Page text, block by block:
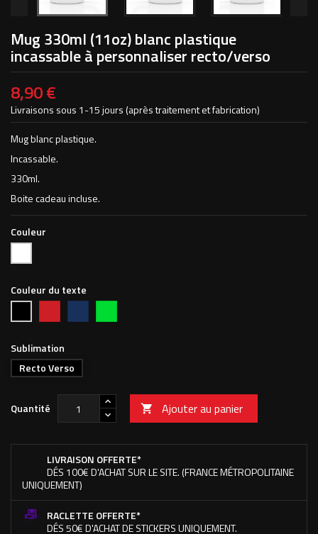
Mug 330ml (11oz) blanc plastique
incassable à personnaliser recto/verso
8,90 €
Livraisons sous 1-15 jours (après traitement et fabrication)
Mug blanc plastique.
Incassable.
330ml.
Boite cadeau incluse.
Couleur
Couleur du texte
vif
foncé pomme
Sublimation
Recto Verso
Quantité  Ajouter au panier
LIVRAISON OFFERTE*
DÉS 100€ D'ACHAT SUR LE SITE. (FRANCE MÉTROPOLITAINE
UNIQUEMENT)
RACLETTE OFFERTE*
DÉS 50€ D'ACHAT DE STICKERS UNIQUEMENT.